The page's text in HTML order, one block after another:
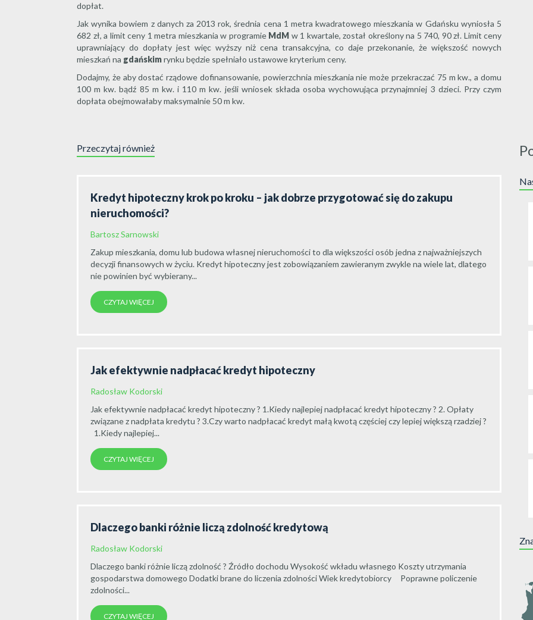
dopłat.
Jak wynika bowiem z danych za 2013 rok, średnia cena 1 metra kwadratowego mieszkania w Gdańsku wyniosła 5
682 zł, a limit ceny 1 metra mieszkania w programie MdM w 1 kwartale, został określony na 5 740, 90 zł. Limit ceny
uprawniający do dopłaty jest więc wyższy niż cena transakcyjna, co daje przekonanie, że większość nowych
mieszkań na gdańskimrynku będzie spełniało ustawowe kryterium ceny.
Dodajmy, że aby dostać rządowe dofinansowanie, powierzchnia mieszkania nie może przekraczać 75 m kw., a domu
100 m kw. bądź 85 m kw. i 110 m kw. jeśli wniosek składa osoba wychowująca przynajmniej 3 dzieci. Przy czym
dopłata obejmowałaby maksymalnie 50 m kw.
Przeczytaj również
Kredyt hipoteczny krok po kroku – jak dobrze przygotować się do zakupu
nieruchomości?
Bartosz Sarnowski
Zakup mieszkania, domu lub budowa własnej nieruchomości to dla większości osób jedna z najważniejszych
decyzji finansowych w życiu. Kredyt hipoteczny jest zobowiązaniem zawieranym zwykle na wiele lat, dlatego
nie powinien być wybierany...
CZYTAJ WIĘCEJ
Jak efektywnie nadpłacać kredyt hipoteczny
Radosław Kodorski
Jak efektywnie nadpłacać kredyt hipoteczny ? 1.Kiedy najlepiej nadpłacać kredyt hipoteczny ? 2. Opłaty
związane z nadpłata kredytu ? 3.Czy warto nadpłacać kredyt małą kwotą częściej czy lepiej większą rzadziej ?
1.Kiedy najlepiej...
CZYTAJ WIĘCEJ
Dlaczego banki różnie liczą zdolność kredytową
Radosław Kodorski
Dlaczego banki różnie liczą zdolność ? Źródło dochodu Wysokość wkładu własnego Koszty utrzymania
gospodarstwa domowego Dodatki brane do liczenia zdolności Wiek kredytobiorcy Poprawne policzenie
zdolności...
CZYTAJ WIĘCEJ